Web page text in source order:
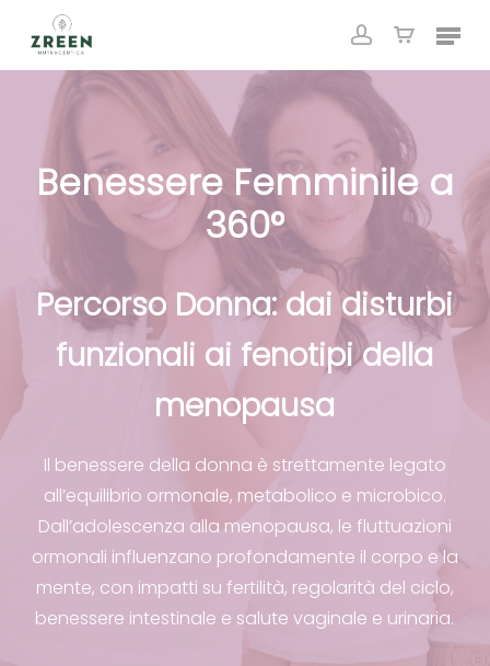
main
content
account
Menu
Cart Close
Cart
Benessere Femminile a
360°
Percorso Donna: dai disturbi
funzionali ai fenotipi della
menopausa
Il benessere della donna è strettamente legato
all’equilibrio ormonale, metabolico e microbico.
Dall’adolescenza alla menopausa, le fluttuazioni
ormonali influenzano profondamente il corpo e la
mente, con impatti su fertilità, regolarità del ciclo,
benessere intestinale e salute vaginale e urinaria.